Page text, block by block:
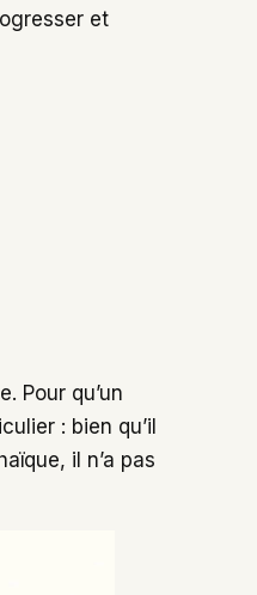
et
Pour qu’un
: bien qu’il
il n’a pas